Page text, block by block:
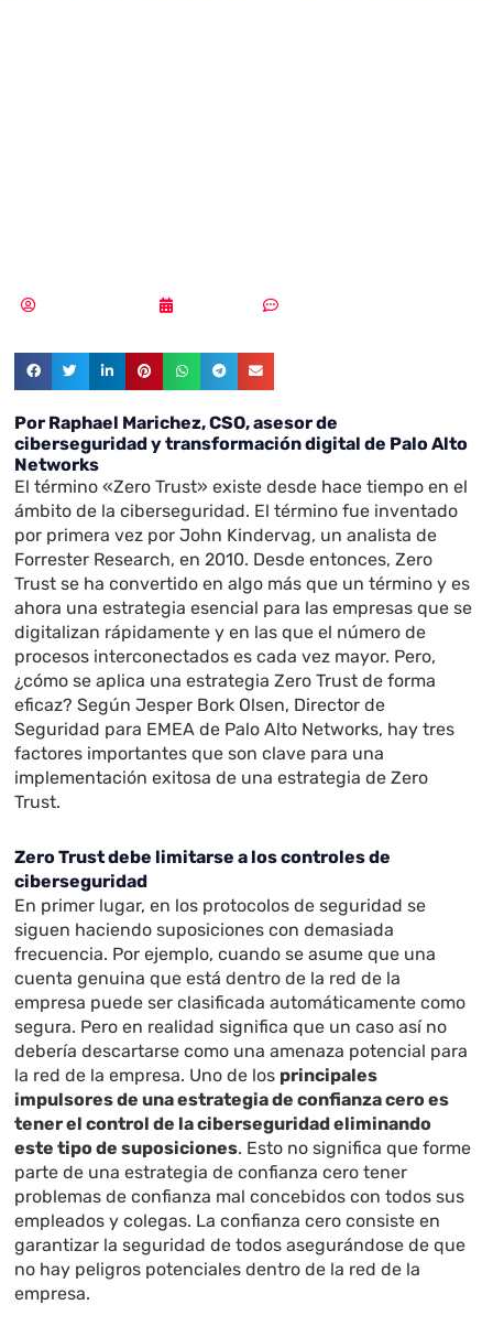
Por Raphael Marichez, CSO, asesor de
ciberseguridad y transformación digital de Palo Alto
Networks
El término «Zero Trust» existe desde hace tiempo en el
ámbito de la ciberseguridad. El término fue inventado
por primera vez por John Kindervag, un analista de
Forrester Research, en 2010. Desde entonces, Zero
Trust se ha convertido en algo más que un término y es
ahora una estrategia esencial para las empresas que se
digitalizan rápidamente y en las que el número de
procesos interconectados es cada vez mayor. Pero,
¿cómo se aplica una estrategia Zero Trust de forma
eficaz? Según Jesper Bork Olsen, Director de
Seguridad para EMEA de Palo Alto Networks, hay tres
factores importantes que son clave para una
implementación exitosa de una estrategia de Zero
Trust.
Zero Trust debe limitarse a los controles de
ciberseguridad
En primer lugar, en los protocolos de seguridad se
siguen haciendo suposiciones con demasiada
frecuencia. Por ejemplo, cuando se asume que una
cuenta genuina que está dentro de la red de la
empresa puede ser clasificada automáticamente como
segura. Pero en realidad significa que un caso así no
debería descartarse como una amenaza potencial para
la red de la empresa. Uno de los principales
impulsores de una estrategia de confianza cero es
tener el control de la ciberseguridad eliminando
este tipo de suposiciones. Esto no significa que forme
parte de una estrategia de confianza cero tener
problemas de confianza mal concebidos con todos sus
empleados y colegas. La confianza cero consiste en
garantizar la seguridad de todos asegurándose de que
no hay peligros potenciales dentro de la red de la
empresa.